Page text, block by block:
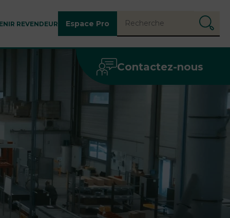
REVENDEUR Espace Pro
Contactez-nous